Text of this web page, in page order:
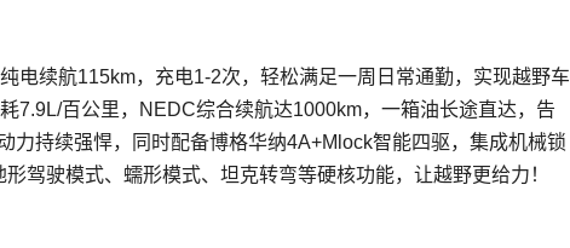
电续航115km，充电1-2次，轻松满足一周日常通勤，实现越野车
7.9L/百公里，NEDC综合续航达1000km，一箱油长途直达，告
力持续强悍，同时配备博格华纳4A+Mlock智能四驱，集成机械锁
驾驶模式、蠕形模式、坦克转弯等硬核功能，让越野更给力！